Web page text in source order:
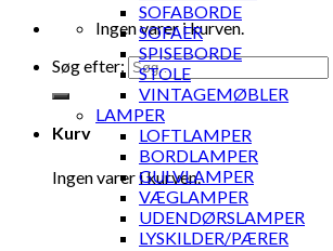
Ingen varer i kurven.
Søg efter:
Kurv
Ingen varer i kurven.
SOFABORDE
SOFAER
SPISEBORDE
STOLE
VINTAGEMØBLER
LAMPER
LOFTLAMPER
BORDLAMPER
GULVLAMPER
VÆGLAMPER
UDENDØRSLAMPER
LYSKILDER/PÆRER